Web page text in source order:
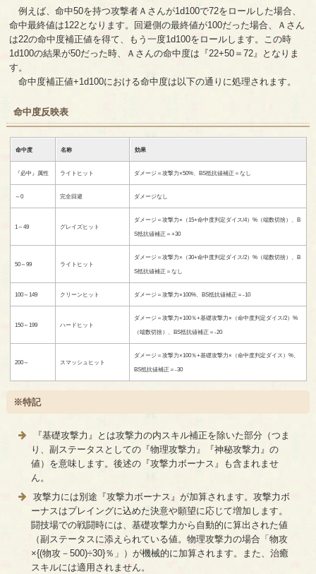
例えば、命中50を持つ攻撃者Ａさんが1d100で72をロールした場合、
命中最終値は122となります。回避側の最終値が100だった場合、Ａさん
は22の命中度補正値を得て、もう一度1d100をロールします。この時
1d100の結果が50だった時、Ａさんの命中度は『22+50＝72』となりま
す。
命中度補正値+1d100における命中度は以下の通りに処理されます。
命中度反映表
命中度 名称 効果
『必中』属性 ライトヒット ダメージ＝攻撃力×50%、BS抵抗値補正＝なし
～0 完全回避 ダメージなし
1～49 グレイズヒット
ダメージ＝攻撃力×（15+命中度判定ダイス/4）%（端数切捨）、B
S抵抗値補正＝+30
50～99 ライトヒット
ダメージ＝攻撃力×（30+命中度判定ダイス/2）%（端数切捨）、B
S抵抗値補正＝なし
100～149 クリーンヒット ダメージ＝攻撃力×100%、BS抵抗値補正＝-10
150～199 ハードヒット
ダメージ＝攻撃力×100％+基礎攻撃力×（命中度判定ダイス/2）%
（端数切捨）、BS抵抗値補正＝-20
200～ スマッシュヒット
ダメージ＝攻撃力×100％+基礎攻撃力×（命中度判定ダイス）%、
BS抵抗値補正＝-30
※特記
『基礎攻撃力』とは攻撃力の内スキル補正を除いた部分（つま
り、副ステータスとしての『物理攻撃力』『神秘攻撃力』の
値）を意味します。後述の『攻撃力ボーナス』も含まれませ
ん。
攻撃力には別途『攻撃力ボーナス』が加算されます。攻撃力ボ
ーナスはプレイングに込めた決意や願望に応じて増加します。
闘技場での戦闘時には、基礎攻撃力から自動的に算出された値
（副ステータスに添えられている値。物理攻撃力の場合「物攻
×{(物攻－500)÷30}％」）が機械的に加算されます。また、治癒
スキルには適用されません。